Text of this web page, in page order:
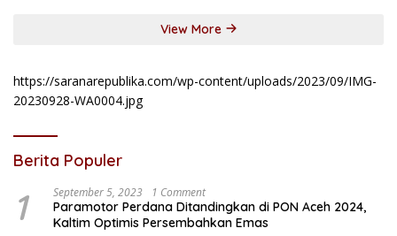
View More
https://saranarepublika.com/wp-content/uploads/2023/09/IMG-
20230928-WA0004.jpg
Berita Populer
1 September 5, 2023 1 Comment
Paramotor Perdana Ditandingkan di PON Aceh 2024,
Kaltim Optimis Persembahkan Emas